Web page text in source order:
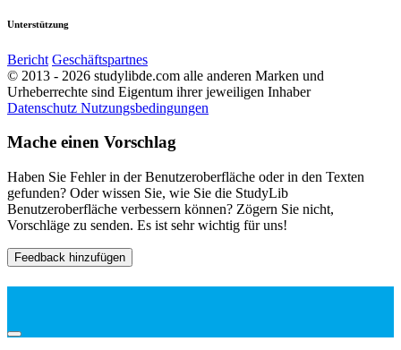
Unterstützung
Bericht Geschäftspartnes
© 2013 - 2026 studylibde.com alle anderen Marken und
Urheberrechte sind Eigentum ihrer jeweiligen Inhaber
Datenschutz Nutzungsbedingungen
Mache einen Vorschlag
Haben Sie Fehler in der Benutzeroberfläche oder in den Texten
gefunden? Oder wissen Sie, wie Sie die StudyLib
Benutzeroberfläche verbessern können? Zögern Sie nicht,
Vorschläge zu senden. Es ist sehr wichtig für uns!
Feedback hinzufügen